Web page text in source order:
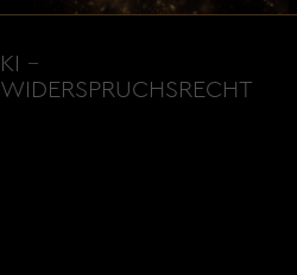
KI –
WIDERSPRUCHSRECHT